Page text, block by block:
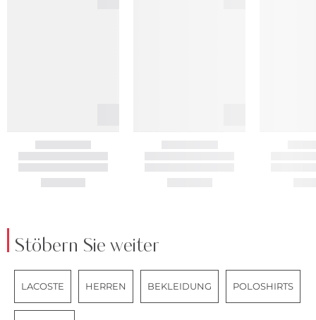
Stöbern Sie weiter
LACOSTE HERREN BEKLEIDUNG POLOSHIRTS